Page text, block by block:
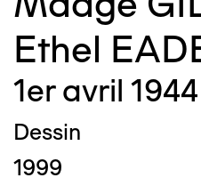
Ethel
1er avril 1944
Dessin
1999